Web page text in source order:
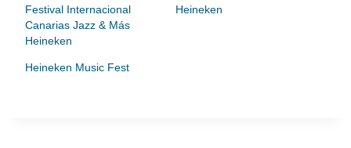
Festival Internacional
Canarias Jazz & Más
Heineken
Heineken
Heineken Music Fest